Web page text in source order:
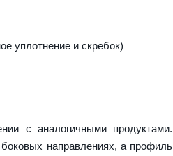
уплотнение и скребок)
с аналогичными продуктами.
направлениях, а профиль